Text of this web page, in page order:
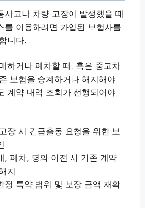
사고나 차량 고장이 발생했을 때
를 이용하려면 가입된 보험사를
니다.
하거나 폐차할 때, 혹은 중고차
보험을 승계하거나 해지해야
계약 내역 조회가 선행되어야
장 시 긴급출동 요청을 위한 보
, 폐차, 명의 이전 시 기존 계약
지
정 특약 범위 및 보장 금액 재확